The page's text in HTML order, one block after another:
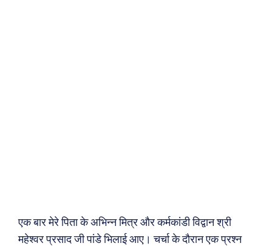
एक बार मेरे पिता के अभिन्न मित्र और कर्मकांडी विद्वान श्री
महेश्वर प्रसाद जी पांडे भिलाई आए। चर्चा के दौरान एक प्रश्न